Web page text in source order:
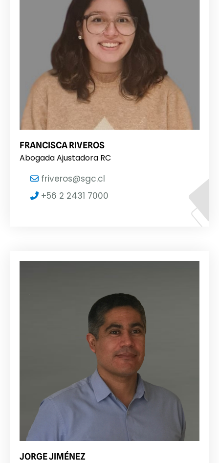
FRANCISCA RIVEROS
Abogada Ajustadora RC
friveros@sgc.cl
+56 2 2431 7000
JORGE JIMÉNEZ